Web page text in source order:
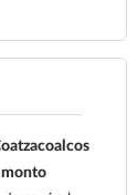
su
monto